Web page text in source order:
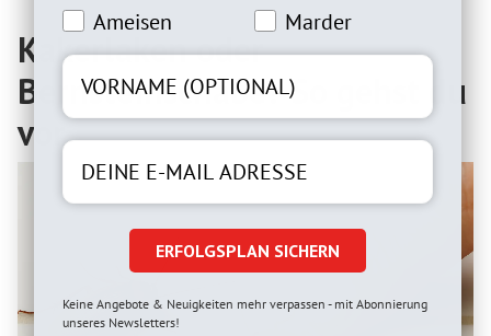
Kakerlaken oder
Bernsteinschabe? So gehst du
vor
Ameiseninteresse
Ameisen Marderinteresse
Marder
ERFOLGSPLAN SICHERN
Keine Angebote & Neuigkeiten mehr verpassen - mit Abonnierung
unseres Newsletters!